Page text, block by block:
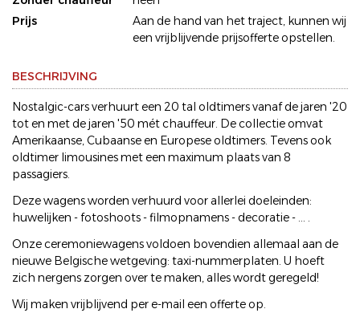
Prijs
Aan de hand van het traject, kunnen wij
een vrijblijvende prijsofferte opstellen.
BESCHRIJVING
Nostalgic-cars verhuurt een 20 tal oldtimers vanaf de jaren '20
tot en met de jaren '50 mét chauffeur. De collectie omvat
Amerikaanse, Cubaanse en Europese oldtimers. Tevens ook
oldtimer limousines met een maximum plaats van 8
passagiers.
Deze wagens worden verhuurd voor allerlei doeleinden:
huwelijken - fotoshoots - filmopnamens - decoratie - ... .
Onze ceremoniewagens voldoen bovendien allemaal aan de
nieuwe Belgische wetgeving: taxi-nummerplaten. U hoeft
zich nergens zorgen over te maken, alles wordt geregeld!
Wij maken vrijblijvend per e-mail een offerte op.